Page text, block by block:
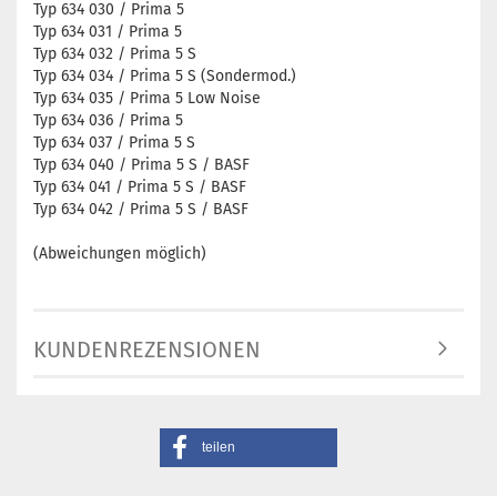
Typ 634 030 / Prima 5
Typ 634 031 / Prima 5
Typ 634 032 / Prima 5 S
Typ 634 034 / Prima 5 S (Sondermod.)
Typ 634 035 / Prima 5 Low Noise
Typ 634 036 / Prima 5
Typ 634 037 / Prima 5 S
Typ 634 040 / Prima 5 S / BASF
Typ 634 041 / Prima 5 S / BASF
Typ 634 042 / Prima 5 S / BASF
(Abweichungen möglich)
KUNDENREZENSIONEN
teilen